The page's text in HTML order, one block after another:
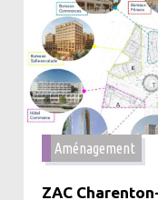
Aménagement
ZAC